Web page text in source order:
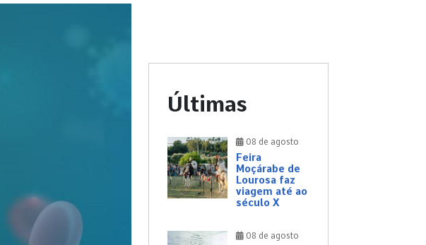
Últimas
08 de agosto
Feira
Moçárabe de
Lourosa faz
viagem até ao
século X
08 de agosto